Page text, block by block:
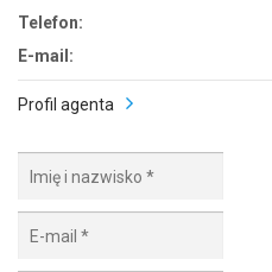
Telefon:
E-mail:
Profil agenta